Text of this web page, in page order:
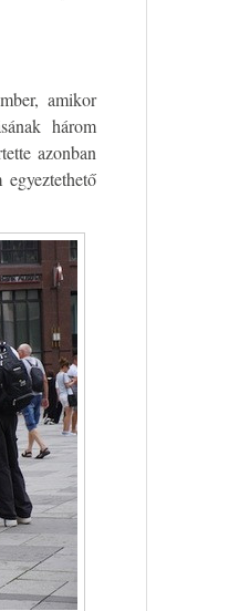
amikor
három
azonban